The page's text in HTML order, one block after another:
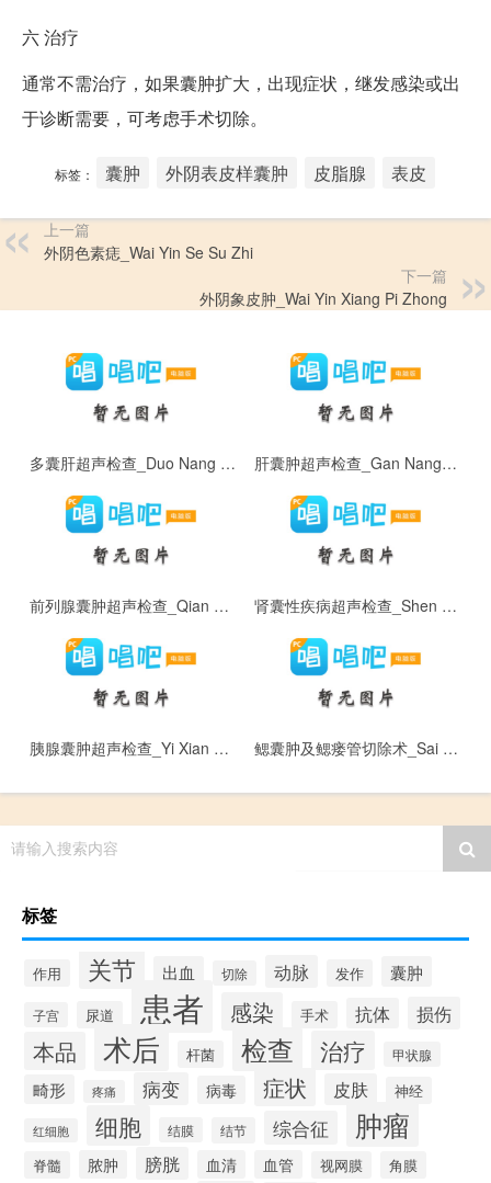
六治疗
通常不需治疗，如果囊肿扩大，出现症状，继发感染或出
于诊断需要，可考虑手术切除。
标签： 囊肿 外阴表皮样囊肿 皮脂腺 表皮
上一篇
外阴色素痣_Wai Yin Se Su Zhi
下一篇
外阴象皮肿_Wai Yin Xiang Pi Zhong
多囊肝超声检查_Duo Nang Gan Chao Sheng Jian Cha 肝囊肿超声检查_Gan Nang Zhong Chao Sheng Jian Cha
前列腺囊肿超声检查_Qian Lie Xian Nang Zhong Chao Sheng Jian Cha 肾囊性疾病超声检查_Shen Nang Xing Ji Bing Chao Sheng Jian Cha
胰腺囊肿超声检查_Yi Xian Nang Zhong Chao Sheng Jian Cha 鳃囊肿及鳃瘘管切除术_Sai Nang Zhong Ji Sai Lou Guan Qie Chu Shu
请输入搜索内容
标签
作用 关节 出血 切除 动脉 发作 囊肿
子宫 尿道 患者 感染 手术 抗体 损伤
本品 术后 杆菌 检查 治疗 甲状腺
畸形 疼痛 病变 病毒 症状 皮肤 神经
红细胞 细胞 结膜 结节 综合征 肿瘤
脊髓 脓肿 膀胱 血清 血管 视网膜 角膜